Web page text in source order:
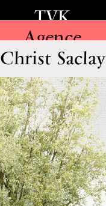
TVK
Agence
Christ Saclay